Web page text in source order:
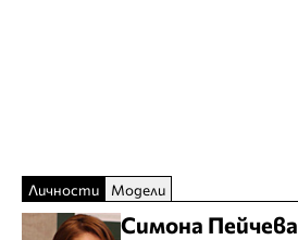
Личности Модели
Симона Пейчева